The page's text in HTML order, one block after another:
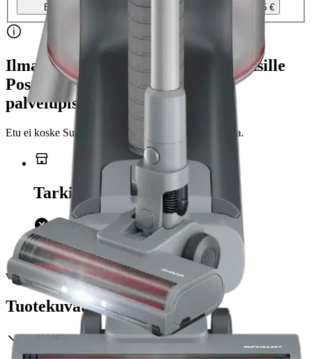
Ei saatavilla
Kotiin tai noutopisteeseen
Alk. 4,95 €
Ilmainen toimitus yli 100 €:n tilauksille
Postin pakettiautomaattiin tai
palvelupisteeseen!
Etu ei koske Suuri‑lisäpalvelulla toimitettavia tuotteita.
Tarkista myymäläsaatavuus
Ei saatavilla
Tuotekuvaus